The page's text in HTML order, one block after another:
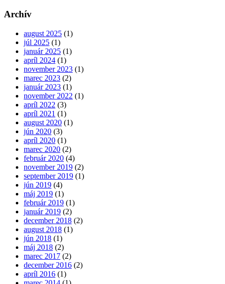
Archív
august 2025 (1)
júl 2025 (1)
január 2025 (1)
apríl 2024 (1)
november 2023 (1)
marec 2023 (2)
január 2023 (1)
november 2022 (1)
apríl 2022 (3)
apríl 2021 (1)
august 2020 (1)
jún 2020 (3)
apríl 2020 (1)
marec 2020 (2)
február 2020 (4)
november 2019 (2)
september 2019 (1)
jún 2019 (4)
máj 2019 (1)
február 2019 (1)
január 2019 (2)
december 2018 (2)
august 2018 (1)
jún 2018 (1)
máj 2018 (2)
marec 2017 (2)
december 2016 (2)
apríl 2016 (1)